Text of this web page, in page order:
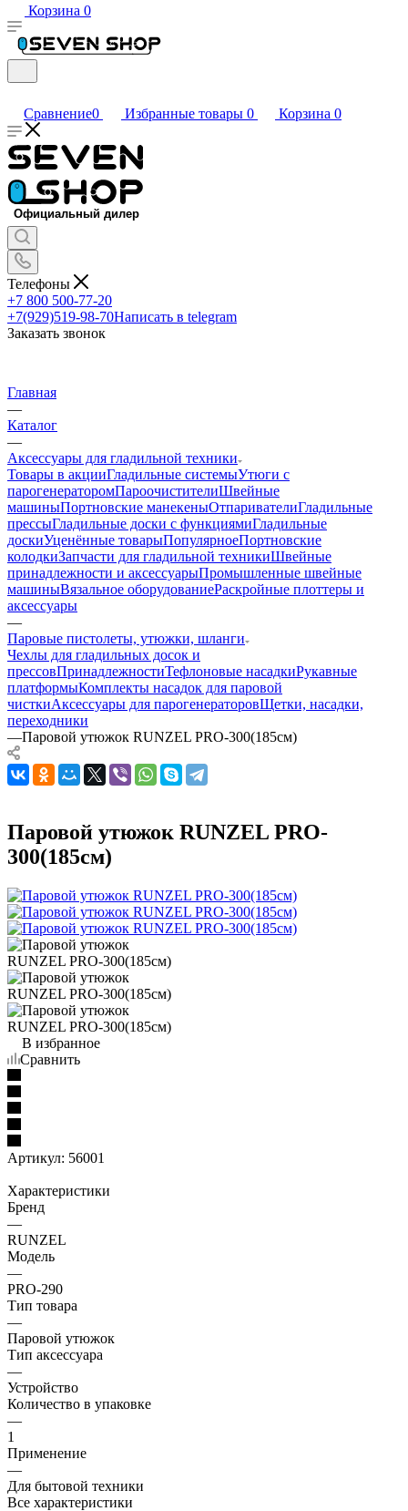
Корзина 0
Сравнение0 Избранные товары 0 Корзина 0
Телефоны
+7 800 500-77-20
+7(929)519-98-70Написать в telegram
Заказать звонок
Главная
—
Каталог
—
Аксессуары для гладильной техники
Товары в акцииГладильные системыУтюги с
парогенераторомПароочистителиШвейные
машиныПортновские манекеныОтпаривателиГладильные
прессыГладильные доски с функциямиГладильные
доскиУценённые товарыПопулярноеПортновские
колодкиЗапчасти для гладильной техникиШвейные
принадлежности и аксессуарыПромышленные швейные
машиныВязальное оборудованиеРаскройные плоттеры и
аксессуары
—
Паровые пистолеты, утюжки, шланги
Чехлы для гладильных досок и
прессовПринадлежностиТефлоновые насадкиРукавные
платформыКомплекты насадок для паровой
чисткиАксессуары для парогенераторовЩетки, насадки,
переходники
—Паровой утюжок RUNZEL PRO-300(185см)
Паровой утюжок RUNZEL PRO-
300(185см)
В избранное
Сравнить
Артикул: 56001
Характеристики
Бренд
—
RUNZEL
Модель
—
PRO-290
Тип товара
—
Паровой утюжок
Тип аксессуара
—
Устройство
Количество в упаковке
—
1
Применение
—
Для бытовой техники
Все характеристики